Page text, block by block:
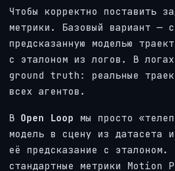
Чтобы корректно поставить
метрики. Базовый вариант —
предсказанную моделью
с эталоном из логов. В
ground truth: реальные
всех агентов.
В Open Loop мы просто
модель в сцену из датасета
её предсказание с эталоном.
стандартные метрики Motion